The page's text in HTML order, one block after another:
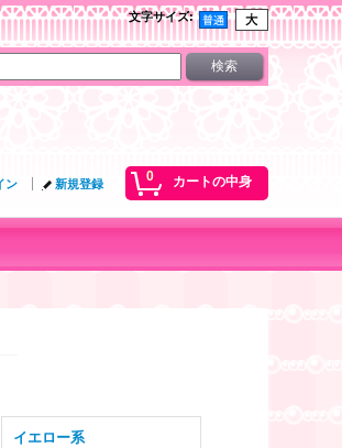
文字サイズ:
0 カートの中身
ン 新規登録
イエロー系